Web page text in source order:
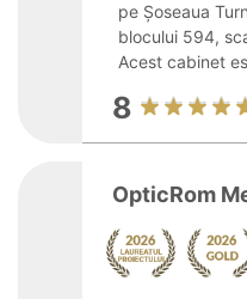
pe Șoseaua
blocului 594,
Acest cabinet
8
OpticRom